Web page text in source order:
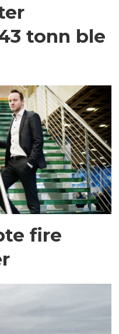
tonn ble
fire